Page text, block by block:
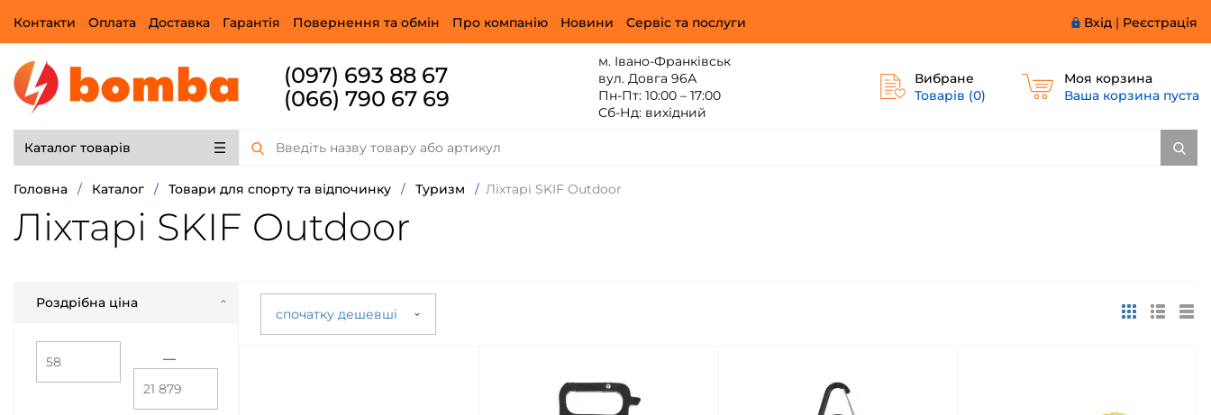
Вхід | Реєстрація
Контакти Оплата Доставка Гарантія Повернення та обмін Про компанію Новини Сервіс та послуги
(097) 693 88 67
(066) 790 67 69
м. Івано-Франківськ
вул. Довга 96А
Пн-Пт: 10:00 – 17:00
Сб-Нд: вихідний
Вибране
Товарів (0)
Моя корзина
Ваша корзина пуста
Каталог товарів
Головна / Каталог / Товари для спорту та відпочинку / Туризм / Ліхтарі SKIF Outdoor
Ліхтарі SKIF Outdoor
спочатку дешевші
Роздрібна ціна
—